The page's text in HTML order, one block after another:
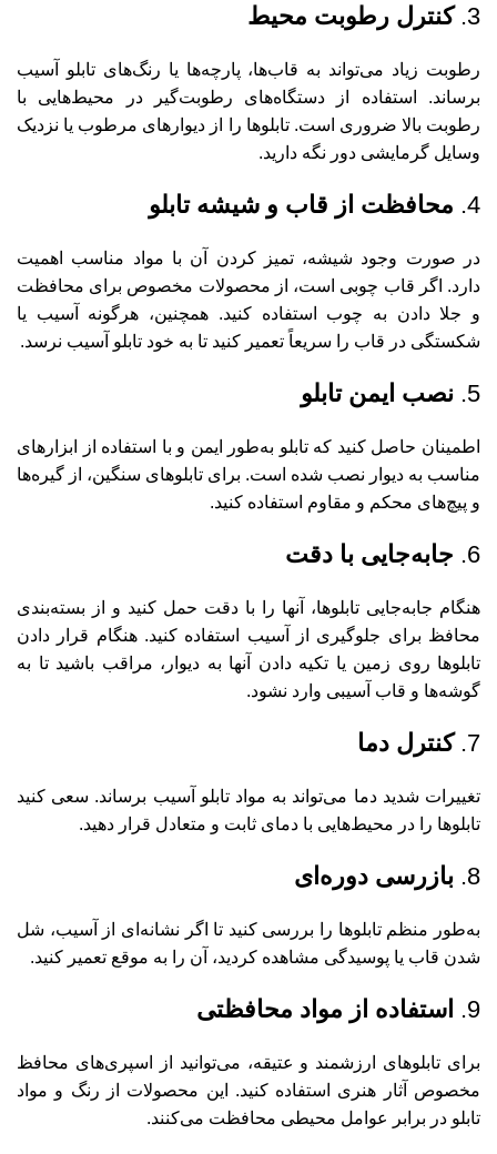
3. کنترل رطوبت محیط
رطوبت زیاد می‌تواند به قاب‌ها، پارچه‌ها یا رنگ‌های تابلو آسیب
برساند. استفاده از دستگاه‌های رطوبت‌گیر در محیط‌هایی با
رطوبت بالا ضروری است. تابلوها را از دیوارهای مرطوب یا نزدیک
وسایل گرمایشی دور نگه دارید.
4. محافظت از قاب و شیشه تابلو
در صورت وجود شیشه، تمیز کردن آن با مواد مناسب اهمیت
دارد. اگر قاب چوبی است، از محصولات مخصوص برای محافظت
و جلا دادن به چوب استفاده کنید. همچنین، هرگونه آسیب یا
شکستگی در قاب را سریعاً تعمیر کنید تا به خود تابلو آسیب نرسد.
5. نصب ایمن تابلو
اطمینان حاصل کنید که تابلو به‌طور ایمن و با استفاده از ابزارهای
مناسب به دیوار نصب شده است. برای تابلوهای سنگین، از گیره‌ها
و پیچ‌های محکم و مقاوم استفاده کنید.
6. جابه‌جایی با دقت
هنگام جابه‌جایی تابلوها، آنها را با دقت حمل کنید و از بسته‌بندی
محافظ برای جلوگیری از آسیب استفاده کنید. هنگام قرار دادن
تابلوها روی زمین یا تکیه دادن آنها به دیوار، مراقب باشید تا به
گوشه‌ها و قاب آسیبی وارد نشود.
7. کنترل دما
تغییرات شدید دما می‌تواند به مواد تابلو آسیب برساند. سعی کنید
تابلوها را در محیط‌هایی با دمای ثابت و متعادل قرار دهید.
8. بازرسی دوره‌ای
به‌طور منظم تابلوها را بررسی کنید تا اگر نشانه‌ای از آسیب، شل
شدن قاب یا پوسیدگی مشاهده کردید، آن را به موقع تعمیر کنید.
9. استفاده از مواد محافظتی
برای تابلوهای ارزشمند و عتیقه، می‌توانید از اسپری‌های محافظ
مخصوص آثار هنری استفاده کنید. این محصولات از رنگ و مواد
تابلو در برابر عوامل محیطی محافظت می‌کنند.